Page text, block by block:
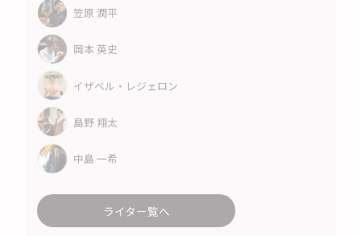
笠原 潤平
岡本 英史
イザベル・レジェロン
島野 翔太
中島 一希
ライター覧へ